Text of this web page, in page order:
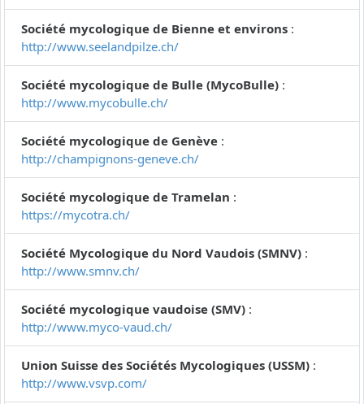
Société mycologique de Bienne et environs :
http://www.seelandpilze.ch/
Société mycologique de Bulle (MycoBulle) :
http://www.mycobulle.ch/
Société mycologique de Genève :
http://champignons-geneve.ch/
Société mycologique de Tramelan :
https://mycotra.ch/
Société Mycologique du Nord Vaudois (SMNV) :
http://www.smnv.ch/
Société mycologique vaudoise (SMV) :
http://www.myco-vaud.ch/
Union Suisse des Sociétés Mycologiques (USSM) :
http://www.vsvp.com/